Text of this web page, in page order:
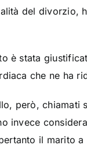
del divorzio,
è stata
che ne ha
però,
invece
il marito